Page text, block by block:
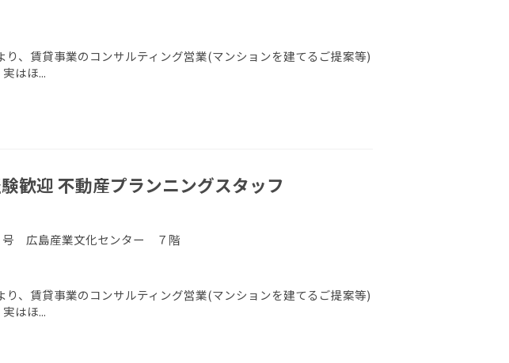
り、賃貸事業のコンサルティング営業(マンションを建てるご提案等)
はほ...
歓迎 不動産プランニングスタッフ
号 広島産業文化センター ７階
り、賃貸事業のコンサルティング営業(マンションを建てるご提案等)
はほ...